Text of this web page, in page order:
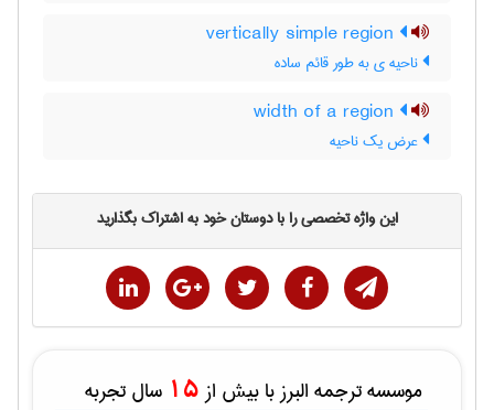
ناحیه ی به طور قائم ساده
عرض یک ناحیه
این واژه تخصصی را با دوستان خود به اشتراک بگذارید
موسسه ترجمه البرز با بیش از 15 سال تجربه